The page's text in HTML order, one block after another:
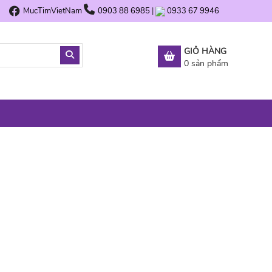
MucTimVietNam 0903 88 6985 | 0933 67 9946
GIỎ HÀNG
0 sản phẩm